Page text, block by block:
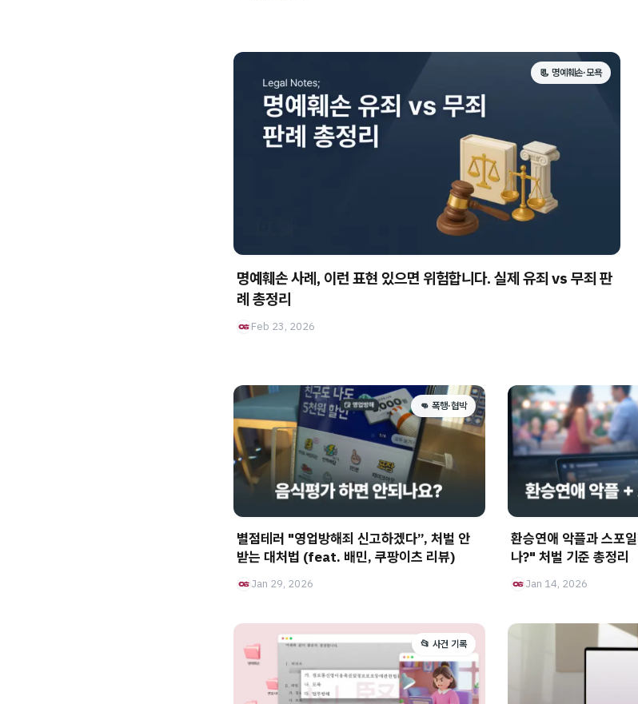
📃 명예훼손·모욕
명예훼손 사례, 이런 표현 있으면 위험합니다. 실제 유죄 vs 무죄 판
례 총정리
Feb 23, 2026
👊 폭행·협박
별점테러 "영업방해죄 신고하겠다”, 처벌 안
받는 대처법 (feat. 배민, 쿠팡이츠 리뷰)
Jan 29, 2026
환승연애 악플과 스포
나?" 처벌 기준 총정리
Jan 14, 2026
📂 사건 기록